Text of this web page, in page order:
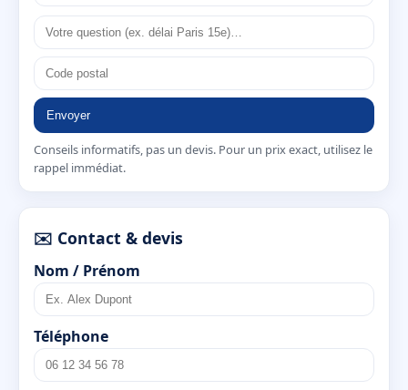
Envoyer
Conseils informatifs, pas un devis. Pour un prix exact, utilisez le
rappel immédiat.
✉️ Contact & devis
Nom / Prénom
Téléphone